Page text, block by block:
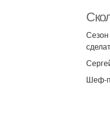
Сезон
Шеф-